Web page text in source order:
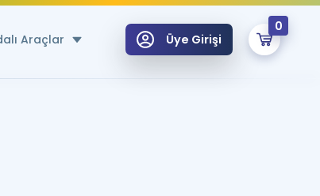
Araçlar Üye Girişi
0